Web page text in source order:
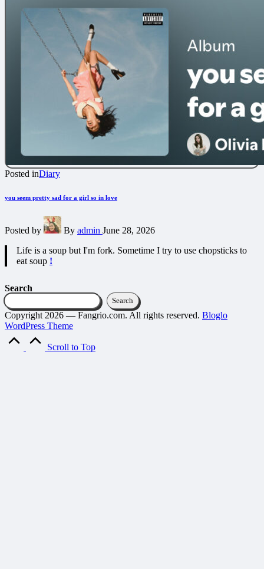
Posted inDiary
you seem pretty sad for a girl so in love
Posted by By admin June 28, 2026
Life is a soup but I'm fork. Sometime I try to use chopsticks to
eat soup !
Search
Search
Copyright 2026 — Fangrio.com. All rights reserved. Bloglo
WordPress Theme
Scroll to Top